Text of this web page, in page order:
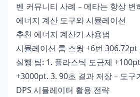
벤 커뮤니티 사례 – 메타는 항상 변
에너지 계산 도구와 시뮬레이션
추천 에너지 계산기 사용법
시뮬레이션 룸 스윙 +6번 306.72pt
실행 팁: 1. 플라스틱 도금제
+3000pt. 3. 90초 결과 저장 – 도구
DPS 시뮬레이터 활용 전략